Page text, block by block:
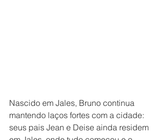
Nascido em Jales, Bruno continua
mantendo laços fortes com a cidade:
seus pais Jean e Deise ainda residem